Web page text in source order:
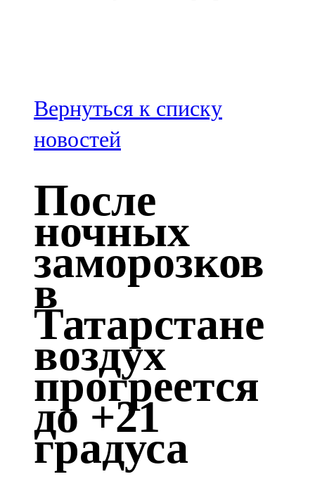
100,3 FM
Зәй
106,6 FM
Кадыбаш
105,2 FM
Казан
91,5 FM
Кайбыч
106,1 FM
Кама тамагы
71,51 FM
Кукмара
107,9 FM
Вернуться к списку
новостей
После
ночных
заморозков
в
Татарстане
воздух
прогреется
до +21
градуса